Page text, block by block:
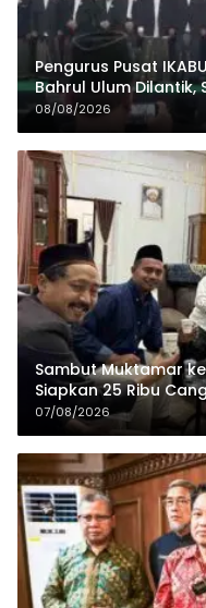
Pengurus Pusat
Bahrul Ulum
Organisasi dan
08/08/2026
Sambut Muktamar
Siapkan 25 Ribu
07/08/2026